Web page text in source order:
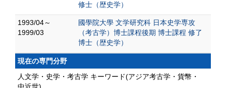
修士（歴史学）
1993/04～
1999/03
國學院大學 文学研究科 日本史学専攻
（考古学）博士課程後期 博士課程 修了
博士（歴史学）
現在の専門分野
人文学・史学・考古学 キーワード(アジア考古学・貨幣・